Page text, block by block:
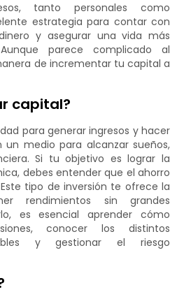
tanto personales como
estrategia para contar con
y asegurar una vida más
parece complicado al
de incrementar tu capital a
capital?
para generar ingresos y hacer
un medio para alcanzar sueños,
Si tu objetivo es lograr la
debes entender que el ahorro
tipo de inversión te ofrece la
rendimientos sin grandes
es esencial aprender cómo
conocer los distintos
y gestionar el riesgo